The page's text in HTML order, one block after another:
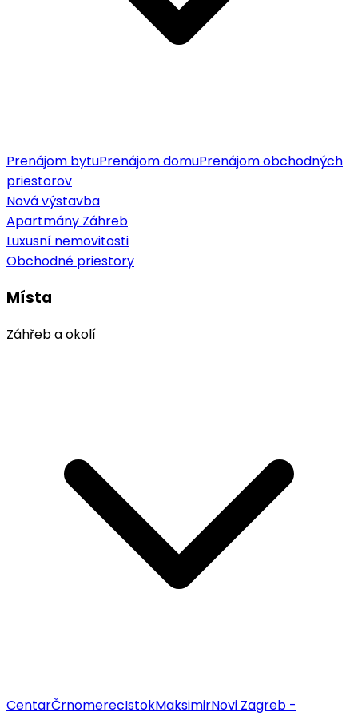
Prenájom bytuPrenájom domuPrenájom obchodných
priestorov
Nová výstavba
Apartmány Záhreb
Luxusní nemovitosti
Obchodné priestory
Místa
Záhřeb a okolí
CentarČrnomerecIstokMaksimirNovi Zagreb -